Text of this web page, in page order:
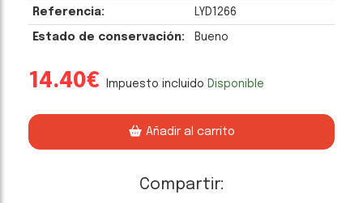
Referencia: LYD1266
Estado de conservación: Bueno
14.40€ Impuesto incluido Disponible
Añadir al carrito
Compartir: